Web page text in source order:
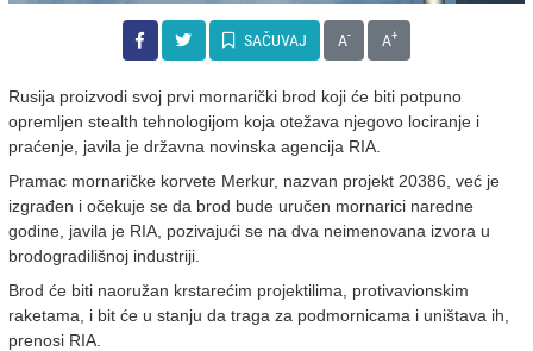
SAČUVAJ A- A+
Rusija proizvodi svoj prvi mornarički brod koji će biti potpuno
opremljen stealth tehnologijom koja otežava njegovo lociranje i
praćenje, javila je državna novinska agencija RIA.
Pramac mornaričke korvete Merkur, nazvan projekt 20386, već je
izgrađen i očekuje se da brod bude uručen mornarici naredne
godine, javila je RIA, pozivajući se na dva neimenovana izvora u
brodogradilišnoj industriji.
Brod će biti naoružan krstarećim projektilima, protivavionskim
raketama, i bit će u stanju da traga za podmornicama i uništava ih,
prenosi RIA.